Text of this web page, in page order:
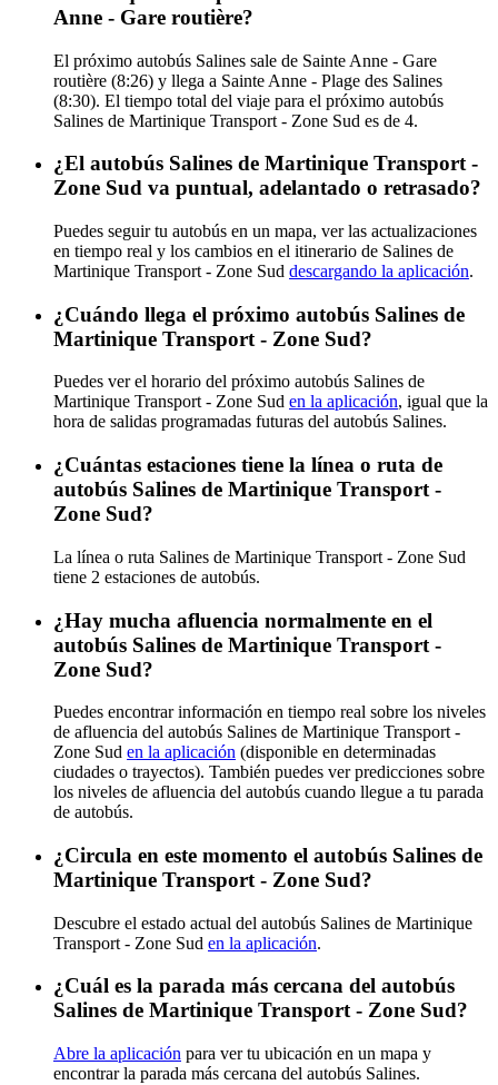
Anne - Gare routière?
El próximo autobús Salines sale de Sainte Anne - Gare
routière (8:26) y llega a Sainte Anne - Plage des Salines
(8:30). El tiempo total del viaje para el próximo autobús
Salines de Martinique Transport - Zone Sud es de 4.
¿El autobús Salines de Martinique Transport -
Zone Sud va puntual, adelantado o retrasado?
Puedes seguir tu autobús en un mapa, ver las actualizaciones
en tiempo real y los cambios en el itinerario de Salines de
Martinique Transport - Zone Sud descargando la aplicación.
¿Cuándo llega el próximo autobús Salines de
Martinique Transport - Zone Sud?
Puedes ver el horario del próximo autobús Salines de
Martinique Transport - Zone Sud en la aplicación, igual que la
hora de salidas programadas futuras del autobús Salines.
¿Cuántas estaciones tiene la línea o ruta de
autobús Salines de Martinique Transport -
Zone Sud?
La línea o ruta Salines de Martinique Transport - Zone Sud
tiene 2 estaciones de autobús.
¿Hay mucha afluencia normalmente en el
autobús Salines de Martinique Transport -
Zone Sud?
Puedes encontrar información en tiempo real sobre los niveles
de afluencia del autobús Salines de Martinique Transport -
Zone Sud en la aplicación (disponible en determinadas
ciudades o trayectos). También puedes ver predicciones sobre
los niveles de afluencia del autobús cuando llegue a tu parada
de autobús.
¿Circula en este momento el autobús Salines de
Martinique Transport - Zone Sud?
Descubre el estado actual del autobús Salines de Martinique
Transport - Zone Sud en la aplicación.
¿Cuál es la parada más cercana del autobús
Salines de Martinique Transport - Zone Sud?
Abre la aplicación para ver tu ubicación en un mapa y
encontrar la parada más cercana del autobús Salines.